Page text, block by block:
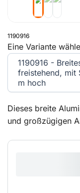
1190916
Dieses breite
und großzügigen
Höhe, da Sie
Eine Variante
1190916 -
freistehend, mit
m hoch